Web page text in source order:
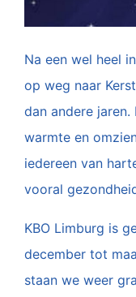
Na een wel heel
op weg naar
dan andere
warmte en
iedereen van
vooral
KBO Limburg is
december tot
staan we weer